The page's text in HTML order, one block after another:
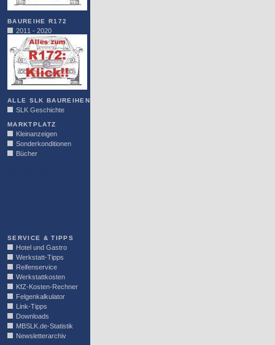
BAUREIHE R172
2011 - 2020
ALLE SLK BAUREIHEN
SLK Geschichte
MARKTPLATZ
Kleinanzeigen
Sonderkonditionen
Bücher
SERVICE & TIPPS
Hotel und Gastro
Werkstatt-Tipps
Reifenservice
Werkstattkosten
KfZ-Kosten-Rechner
Felgenkalkulator
Link-Tipps
Downloads
MBSLK.de-Statistik
Newsletterarchiv